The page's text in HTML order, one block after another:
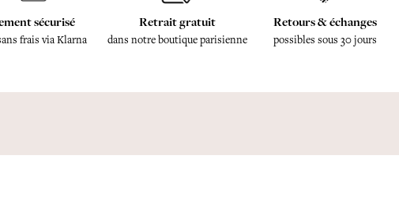
sécurisé
frais via Klarna
Retrait gratuit
dans notre boutique parisienne
Retours & échanges
possibles sous 30 jours